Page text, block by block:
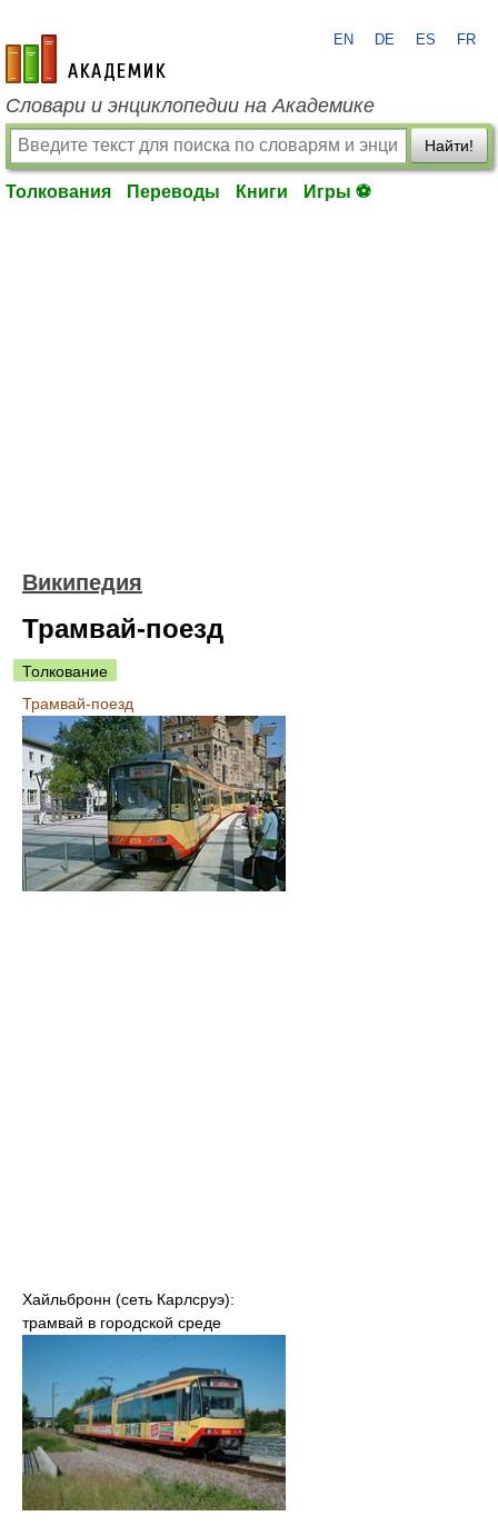
academic.ru
EN DE ES FR
Словари и энциклопедии на Академике
Найти!
Толкования Переводы Книги Игры ⚽
Википедия
Трамвай-поезд
Толкование
Трамвай-поезд
Хайльбронн (сеть Карлсруэ):
трамвай в городской среде